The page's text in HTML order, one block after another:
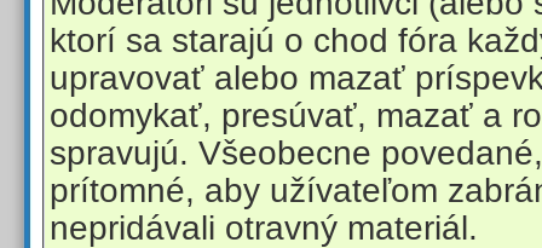
ktorí sa starajú o chod fóra
upravovať alebo mazať
odomykať, presúvať, mazať a
spravujú. Všeobecne
prítomné, aby užívateľom
nepridávali otravný materiál.